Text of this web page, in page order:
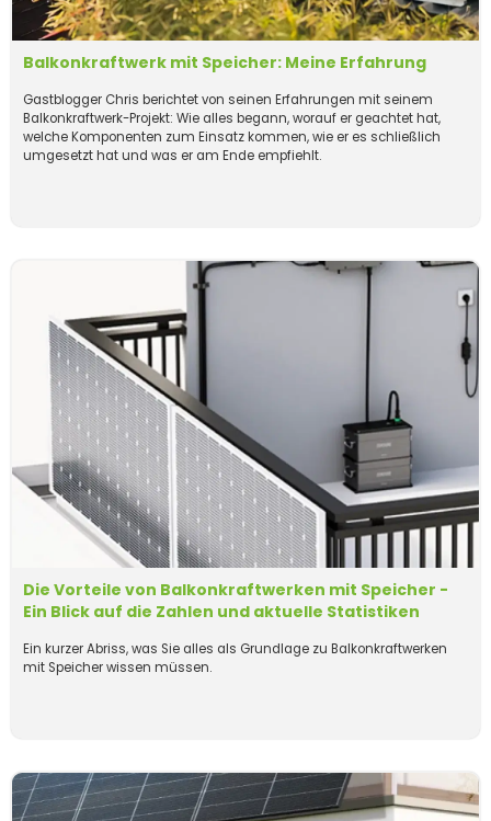
Balkonkraftwerk mit Speicher: Meine Erfahrung
Gastblogger Chris berichtet von seinen Erfahrungen mit seinem
Balkonkraftwerk-Projekt: Wie alles begann, worauf er geachtet hat,
welche Komponenten zum Einsatz kommen, wie er es schließlich
umgesetzt hat und was er am Ende empfiehlt.
Die Vorteile von Balkonkraftwerken mit Speicher -
Ein Blick auf die Zahlen und aktuelle Statistiken
Ein kurzer Abriss, was Sie alles als Grundlage zu Balkonkraftwerken
mit Speicher wissen müssen.